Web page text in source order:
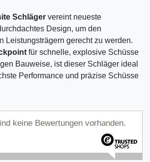
Schläger vereint neueste
Design, um den
Leistungsträgern gerecht zu werden.
für schnelle, explosive Schüsse
Bauweise, ist dieser Schläger ideal
Performance und präzise Schüsse
keine Bewertungen vorhanden.